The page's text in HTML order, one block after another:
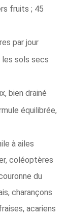
fruits ; 45
par jour
les sols secs
bien drainé
équilibrée,
à ailes
coléoptères
du
charançons
acariens